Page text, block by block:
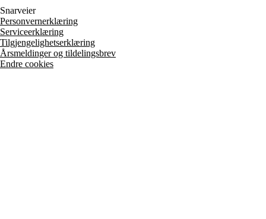
Snarveier
Personvernerklæring
Serviceerklæring
Tilgjengelighetserklæring
Årsmeldinger og tildelingsbrev
Endre cookies